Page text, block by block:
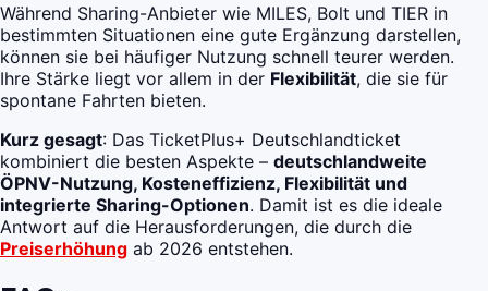
Während Sharing-Anbieter wie MILES, Bolt und TIER in
bestimmten Situationen eine gute Ergänzung darstellen,
können sie bei häufiger Nutzung schnell teurer werden.
Ihre Stärke liegt vor allem in der Flexibilität, die sie für
spontane Fahrten bieten.
Kurz gesagt: Das TicketPlus+ Deutschlandticket
kombiniert die besten Aspekte – deutschlandweite
ÖPNV-Nutzung, Kosteneffizienz, Flexibilität und
integrierte Sharing-Optionen. Damit ist es die ideale
Antwort auf die Herausforderungen, die durch die
Preiserhöhung ab 2026 entstehen.